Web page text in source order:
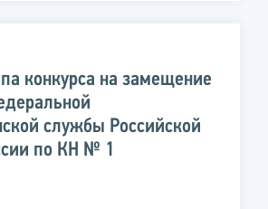
конкурса на замещение
службы Российской
по КН № 1